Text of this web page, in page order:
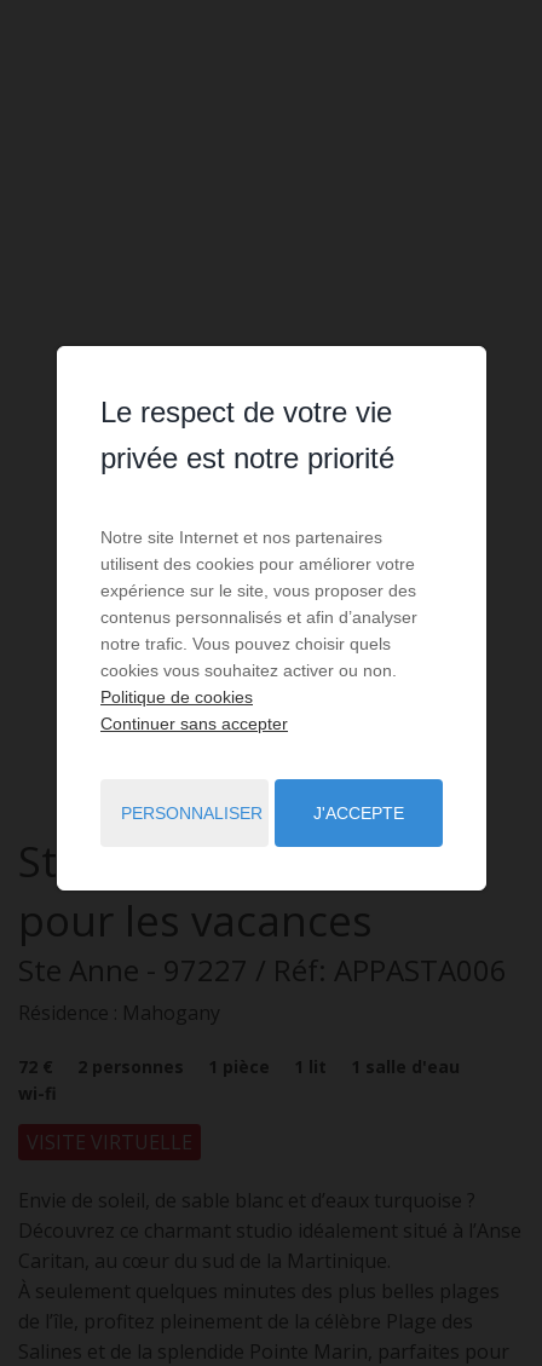
Studio 1 pièceà louer
pour les vacances
Ste Anne - 97227 / Réf: APPASTA006
Résidence : Mahogany
72 € 2 personnes 1 pièce 1 lit 1 salle d'eau
wi-fi
VISITE VIRTUELLE
Envie de soleil, de sable blanc et d’eaux turquoise ?
Découvrez ce charmant studio idéalement situé à l’Anse
Caritan, au cœur du sud de la Martinique.
À seulement quelques minutes des plus belles plages
de l’île, profitez pleinement de la célèbre Plage des
Salines et de la splendide Pointe Marin, parfaites pour
Le respect de votre vie
privée est notre priorité
Notre site Internet et nos partenaires
utilisent des cookies pour améliorer votre
expérience sur le site, vous proposer des
contenus personnalisés et afin d’analyser
notre trafic. Vous pouvez choisir quels
cookies vous souhaitez activer ou non.
Politique de cookies
Continuer sans accepter
PERSONNALISER J'ACCEPTE